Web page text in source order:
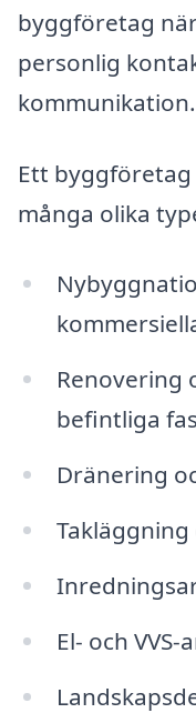
byggföretag
personlig
kommunikation.
Ett
många olika
Renovering
befintliga
Dränering
El- och